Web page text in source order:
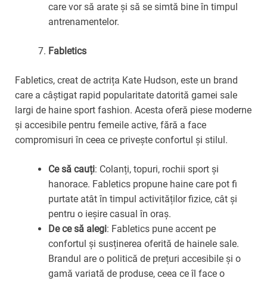
care vor să arate și să se simtă bine în timpul
antrenamentelor.
Fabletics
Fabletics, creat de actrița Kate Hudson, este un brand
care a câștigat rapid popularitate datorită gamei sale
largi de haine sport fashion. Acesta oferă piese moderne
și accesibile pentru femeile active, fără a face
compromisuri în ceea ce privește confortul și stilul.
Ce să cauți: Colanți, topuri, rochii sport și
hanorace. Fabletics propune haine care pot fi
purtate atât în timpul activităților fizice, cât și
pentru o ieșire casual în oraș.
De ce să alegi: Fabletics pune accent pe
confortul și susținerea oferită de hainele sale.
Brandul are o politică de prețuri accesibile și o
gamă variată de produse, ceea ce îl face o